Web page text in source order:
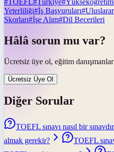
Yeterliliği#İş Başvuruları#
Skorları#İşe Alım#Dil Becerileri
Hâlâ sorun mu var?
Ücretsiz üye ol, eğitim
Ücretsiz Üye Ol
Diğer Sorular
TOEFL sınavı nasıl bir
almak gerekir?
TOEFL